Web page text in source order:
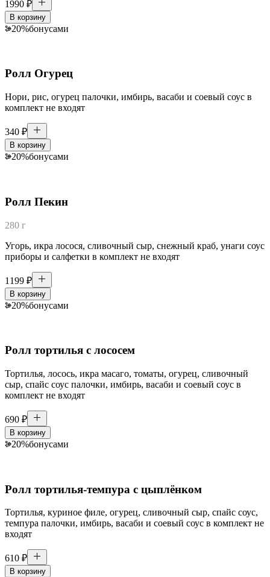
1990 ₽
В корзину
20%бонусами
Ролл Огурец
Нори, рис, огурец палочки, имбирь, васаби и соевый соус в
комплект не входят
340 ₽
В корзину
20%бонусами
Ролл Пекин
280 г
Угорь, икра лосося, сливочный сыр, снежный краб, унаги соус
приборы и салфетки в комплект не входят
1199 ₽
В корзину
20%бонусами
Ролл тортилья с лососем
Тортилья, лосось, икра масаго, томаты, огурец, сливочный
сыр, спайс соус палочки, имбирь, васаби и соевый соус в
комплект не входят
690 ₽
В корзину
20%бонусами
Ролл тортилья-темпура с цыплёнком
Тортилья, куриное филе, огурец, сливочный сыр, спайс соус,
темпура палочки, имбирь, васаби и соевый соус в комплект не
входят
610 ₽
В корзину